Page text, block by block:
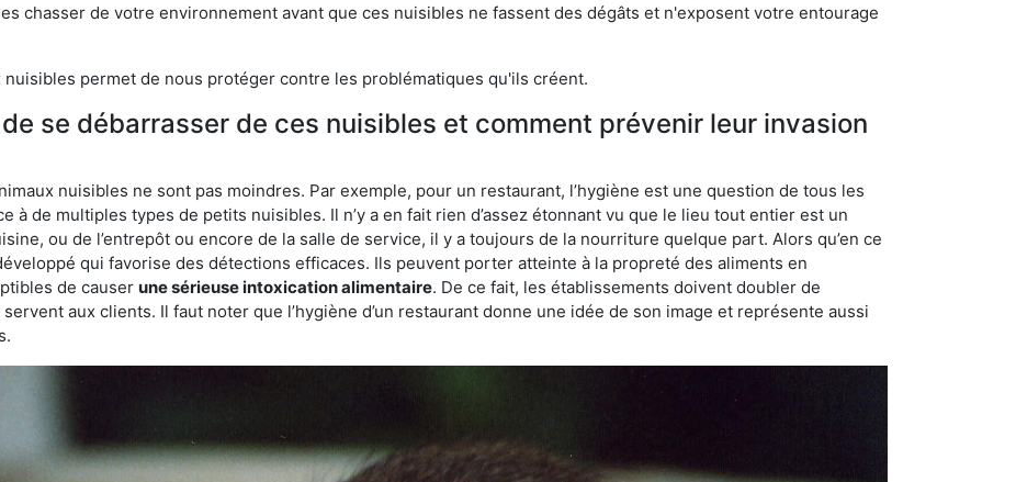
chasser de votre environnement avant que ces nuisibles ne fassent des dégâts et n'exposent votre entourage
permet de nous protéger contre les problématiques qu'ils créent.
se débarrasser de ces nuisibles et comment prévenir leur invasion
nuisibles ne sont pas moindres. Par exemple, pour un restaurant, l’hygiène est une question de tous les
à de multiples types de petits nuisibles. Il n’y a en fait rien d’assez étonnant vu que le lieu tout entier est un
ou de l’entrepôt ou encore de la salle de service, il y a toujours de la nourriture quelque part. Alors qu’en ce
qui favorise des détections efficaces. Ils peuvent porter atteinte à la propreté des aliments en
de causer une sérieuse intoxication alimentaire. De ce fait, les établissements doivent doubler de
aux clients. Il faut noter que l’hygiène d’un restaurant donne une idée de son image et représente aussi